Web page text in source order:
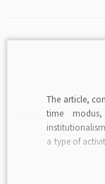
The article,
time
a type of